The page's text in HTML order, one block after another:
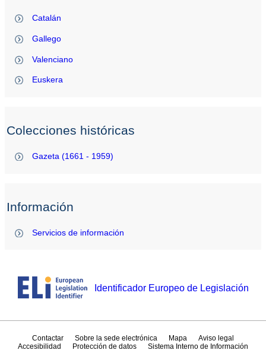
Catalán
Gallego
Valenciano
Euskera
Colecciones históricas
Gazeta (1661 - 1959)
Información
Servicios de información
Identificador Europeo de Legislación
Contactar Sobre la sede electrónica Mapa
Aviso legal
Accesibilidad
Protección de datos Sistema Interno de Información